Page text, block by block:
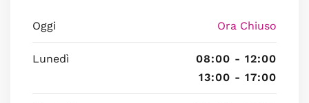
Oggi Ora Chiuso
Lunedì
08:00 - 12:00
13:00 - 17:00